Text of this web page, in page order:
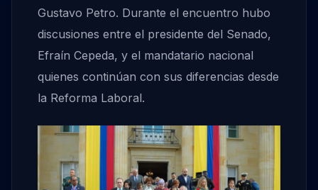
Gustavo Petro. Durante el encuentro hubo
discusiones entre el presidente del Senado,
Efraín Cepeda, y el mandatario nacional
quienes continúan con sus diferencias desde
la Reforma Laboral.